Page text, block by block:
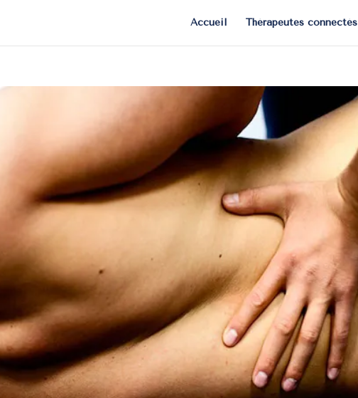
Accueil Thérapeutes connectés